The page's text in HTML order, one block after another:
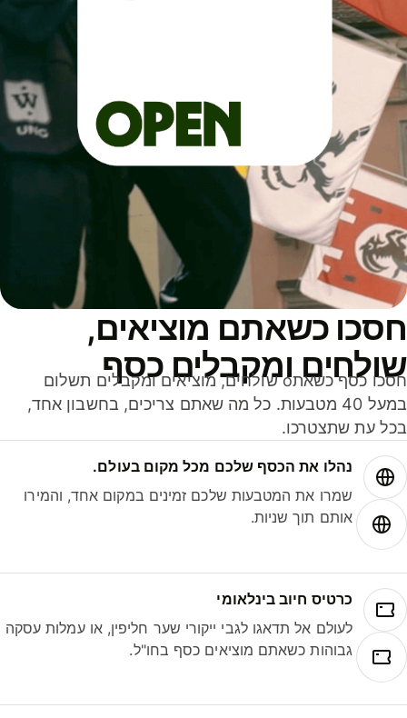
כשאתם מוציאים,
ומקבלים כסף
חסכו כסף כשאתo שולחים, מוציאים ומקבלים תשלום
במעל 40 מטבעות. כל מה שאתם צריכים, בחשבון אחד,
עת שתצטרכו.
נהלו את הכסף שלכם מכל מקום בעולם.
שמרו את המטבעות שלכם זמינים במקום אחד, והמירו
אותם תוך שניות.
כרטיס חיוב בינלאומי
לעולם אל תדאגו לגבי ייקורי שער חליפין, או עמלות עסקה
גבוהות כשאתם מוציאים כסף בחו"ל.